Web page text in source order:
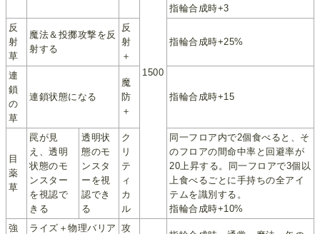
1500
指輪合成時+3
反
射
草
魔法＆投擲攻撃を反
射する
反
射
＋
指輪合成時+25%
連
鎖
の
草
連鎖状態になる
魔
防
＋
指輪合成時+15
目
薬
草
罠が見
え、透明
状態のモ
ンスター
を視認で
きる
透明状
態のモ
ンスタ
ーを視
認でき
る
ク
リ
テ
ィ
カ
ル
同一フロア内で2個食べると、そ
のフロアの間命中率と回避率が
20上昇する。同一フロアで3個以
上食べるごとに手持ちの全アイ
テムを識別する。
指輪合成時+10%
強
ライズ＋物理バリア 攻